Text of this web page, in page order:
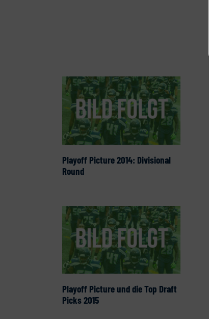
Playoff Picture 2014: Divisional
Round
Playoff Picture und die Top Draft
Picks 2015